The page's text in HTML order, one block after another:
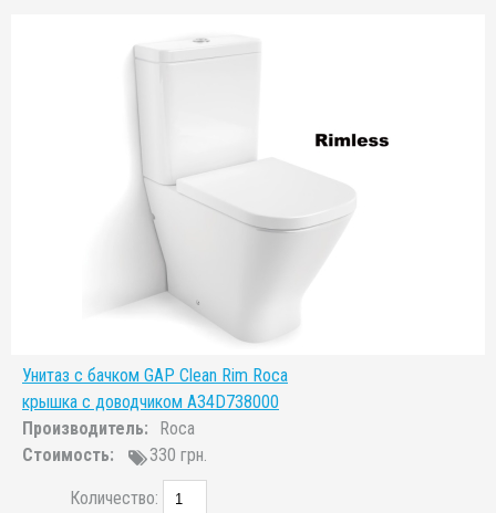
Унитаз с бачком GAP Clean Rim Roca
крышка с доводчиком A34D738000
Производитель:
Roca
Стоимость:
330 грн.
Количество: